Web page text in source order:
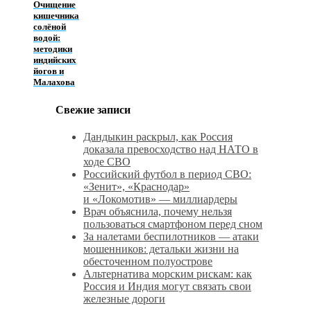
Очищение
кишечника
солёной
водой:
методики
индийских
йогов и
Малахова
Свежие записи
Дандыкин раскрыл, как Россия
доказала превосходство над НАТО в
ходе СВО
Российский футбол в период СВО:
«Зенит», «Краснодар»
и «Локомотив» — миллиардеры
Врач объяснила, почему нельзя
пользоваться смартфоном перед сном
За налетами беспилотников — атаки
мошенников: детальки жизни на
обесточенном полуострове
Альтернатива морским рискам: как
Россия и Индия могут связать свои
железные дороги